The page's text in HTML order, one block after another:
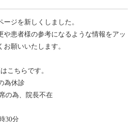
ジを新しくしました。
や患者様の参考になるような情報をアッ
願いいたします。
こちらです。
為休診
の為、院長不在
30分